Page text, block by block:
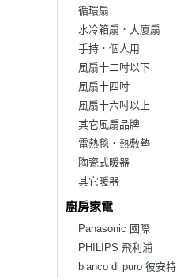
循環扇
水冷箱扇．大廈扇
手持．個人用
風扇十二吋以下
風扇十四吋
風扇十六吋以上
其它風扇品牌
電熱毯．熱敷墊
陶瓷式暖器
其它暖器
廚房家電
Panasonic 國際
PHILIPS 飛利浦
bianco di puro 彼安特